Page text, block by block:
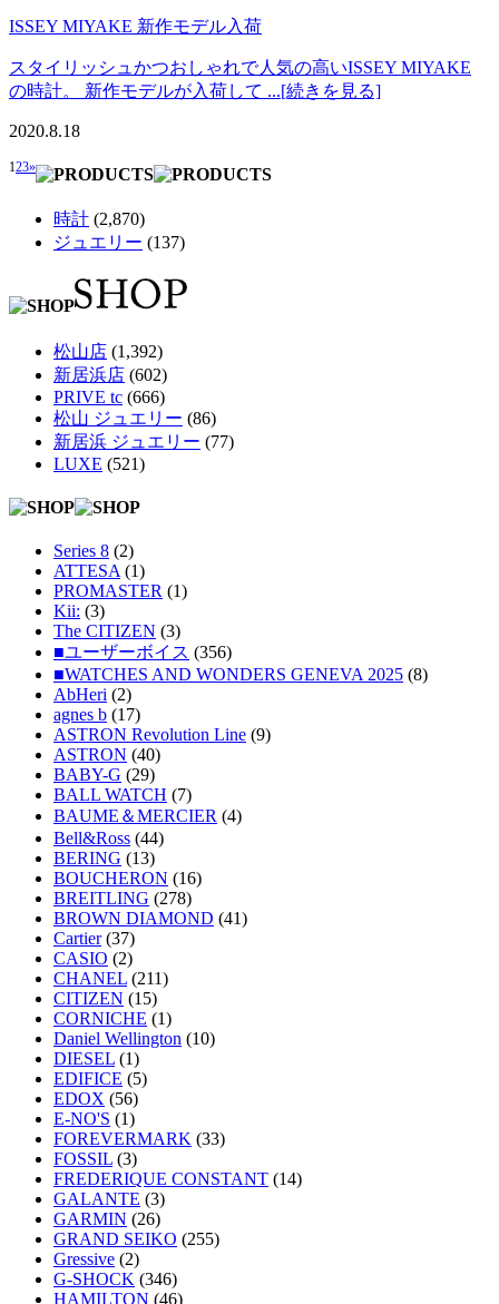
ISSEY MIYAKE 新作モデル入荷
スタイリッシュかつおしゃれで人気の高いISSEY MIYAKE
の時計。 新作モデルが入荷して ...[続きを見る]
2020.8.18
123»
時計 (2,870)
ジュエリー (137)
松山店 (1,392)
新居浜店 (602)
PRIVE tc (666)
松山 ジュエリー (86)
新居浜 ジュエリー (77)
LUXE (521)
Series 8 (2)
ATTESA (1)
PROMASTER (1)
Kii: (3)
The CITIZEN (3)
■ユーザーボイス (356)
■WATCHES AND WONDERS GENEVA 2025 (8)
AbHeri (2)
agnes b (17)
ASTRON Revolution Line (9)
ASTRON (40)
BABY-G (29)
BALL WATCH (7)
BAUME＆MERCIER (4)
Bell&Ross (44)
BERING (13)
BOUCHERON (16)
BREITLING (278)
BROWN DIAMOND (41)
Cartier(37)
CASIO (2)
CHANEL (211)
CITIZEN (15)
CORNICHE (1)
Daniel Wellington (10)
DIESEL (1)
EDIFICE (5)
EDOX (56)
E-NO'S (1)
FOREVERMARK (33)
FOSSIL (3)
FREDERIQUE CONSTANT (14)
GALANTE (3)
GARMIN (26)
GRAND SEIKO (255)
Gressive (2)
G-SHOCK (346)
HAMILTON (46)